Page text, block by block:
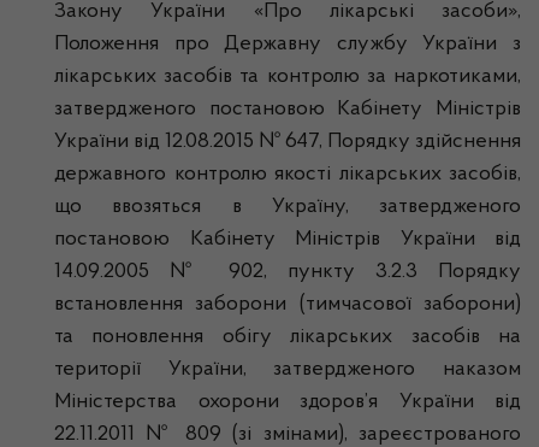
Закону України «Про лікарські засоби»,
Положення про Державну службу України з
лікарських засобів та контролю за наркотиками,
затвердженого постановою Кабінету Міністрів
України від 12.08.2015 № 647, Порядку здійснення
державного контролю якості лікарських засобів,
що ввозяться в Україну, затвердженого
постановою Кабінету Міністрів України від
14.09.2005 № 902, пункту 3.2.3 Порядку
встановлення заборони (тимчасової заборони)
та поновлення обігу лікарських засобів на
території України, затвердженого наказом
Міністерства охорони здоров’я України від
22.11.2011 № 809 (зі змінами), зареєстрованого